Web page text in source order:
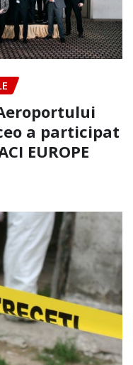
a participat
EUROPE